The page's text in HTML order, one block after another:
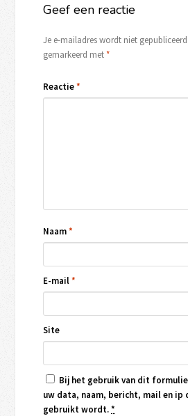
Geef een reactie
Je e-mailadres wordt niet gepubliceerd.
gemarkeerd met*
Reactie*
Naam*
E-mail*
Site
Bij het gebruik van dit
uw data, naam, bericht, mail en ip
gebruikt wordt.*